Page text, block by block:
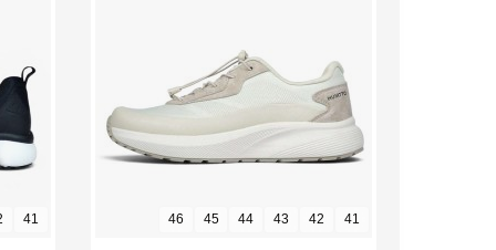
سبک
ضد
نوع ساق
41
42
43
44
45
46
41